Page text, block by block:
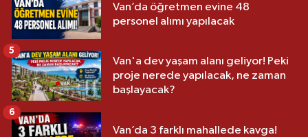
Van’da öğretmen evine 48
personel alımı yapılacak
Van'a dev yaşam alanı geliyor! Peki
proje nerede yapılacak, ne zaman
başlayacak?
5
Van’da 3 farklı mahallede kavga!
6